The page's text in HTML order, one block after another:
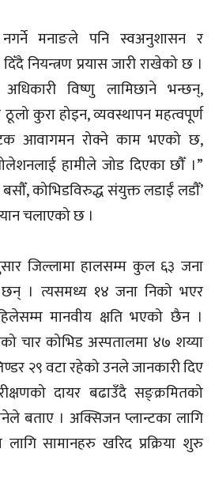
नगर्ने मनाङले पनि स्वअनुशासन र
नियन्त्रण प्रयास जारी राखेको छ ।
विष्णु लामिछाने भन्छन्,
ठूलो कुरा होइन, व्यवस्थापन महत्वपूर्ण
आवागमन रोक्ने काम भएको छ,
हामीले जोड दिएका छौँ ।”
कोभिडविरुद्ध संयुक्त लडाईं लडौँ’
चलाएको छ ।
जिल्लामा हालसम्म कुल ६३ जना
। त्यसमध्य १४ जना निको भएर
मानवीय क्षति भएको छैन ।
चार कोभिड अस्पतालमा ४७ शय्या
२९ वटा रहेको उनले जानकारी दिए
दायर बढाउँदै सङ्क्रमितको
बताए । अक्सिजन प्लान्टका लागि
सामानहरु खरिद प्रक्रिया शुरु